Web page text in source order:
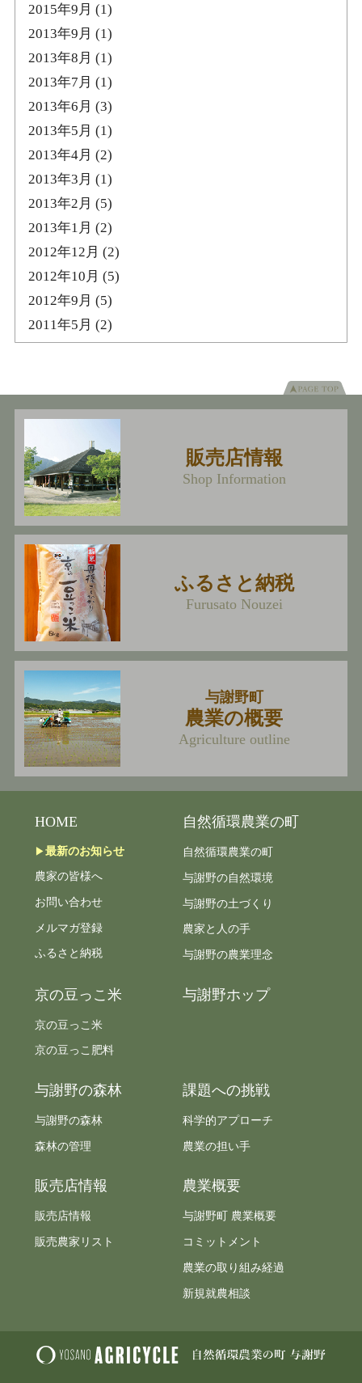
2015年9月 (1)
2013年9月 (1)
2013年8月 (1)
2013年7月 (1)
2013年6月 (3)
2013年5月 (1)
2013年4月 (2)
2013年3月 (1)
2013年2月 (5)
2013年1月 (2)
2012年12月 (2)
2012年10月 (5)
2012年9月 (5)
2011年5月 (2)
販売店情報
Shop Information
ふるさと納税
Furusato Nouzei
与謝野町
農業の概要
Agriculture outline
HOME
最新のお知らせ
農家の皆様へ
お問い合わせ
メルマガ登録
ふるさと納税
自然循環農業の町
自然循環農業の町
与謝野の自然環境
与謝野の土づくり
農家と人の手
与謝野の農業理念
京の豆っこ米
京の豆っこ米
京の豆っこ肥料
与謝野ホップ
与謝野の森林
与謝野の森林
森林の管理
課題への挑戦
科学的アプローチ
農業の担い手
販売店情報
販売店情報
販売農家リスト
農業概要
与謝野町 農業概要
コミットメント
農業の取り組み経過
新規就農相談